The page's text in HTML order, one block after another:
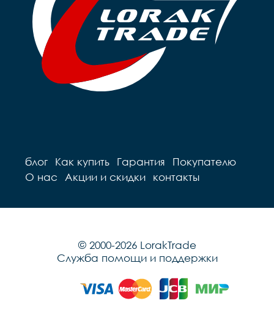
блог Как купить Гарантия
Покупателю
О нас
Акции и скидки контакты
© 2000-2026 LorakTrade
Служба помощи и поддержки